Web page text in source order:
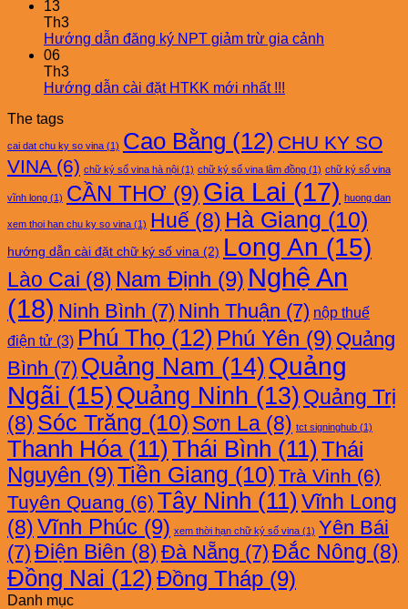
13
Th3
Hướng dẫn đăng ký NPT giảm trừ gia cảnh
06
Th3
Hướng dẫn cài đặt HTKK mới nhất !!!
The tags
cai dat chu ky so vina (1) Cao Bằng (12) CHU KY SO
VINA(6) chữ ký số vina hà nội (1) chữ ký số vina lâm đồng (1) chữ ký số vina
vĩnh long (1) CẦN THƠ (9) Gia Lai (17) huong dan
xem thoi han chu ky so vina (1) Huế (8) Hà Giang (10)
hướng dẫn cài đặt chữ ký số vina (2) Long An (15)
Lào Cai (8) Nam Định (9) Nghệ An
(18) Ninh Bình (7) Ninh Thuận (7) nộp thuế
điện tử (3) Phú Thọ (12) Phú Yên (9) Quảng
Bình (7) Quảng Nam (14)Quảng
Ngãi (15) Quảng Ninh (13) Quảng Trị
(8) Sóc Trăng (10) Sơn La (8) tct signinghub (1)
Thanh Hóa(11) Thái Bình (11) Thái
Nguyên (9)Tiền Giang (10) Trà Vinh (6)
Tuyên Quang (6) Tây Ninh (11) Vĩnh Long
(8)Vĩnh Phúc (9) xem thời hạn chữ ký số vina (1) Yên Bái
(7) Điện Biên (8) Đà Nẵng (7) Đắc Nông (8)
Đồng Nai (12) Đồng Tháp (9)
Danh mục